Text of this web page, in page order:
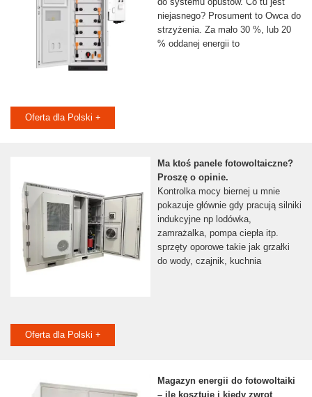
niejasnego? Prosument to Owca do
strzyżenia. Za mało 30 %, lub 20
% oddanej energii to
Oferta dla Polski +
Ma ktoś panele fotowoltaiczne?
Proszę o opinie.
Kontrolka mocy biernej u mnie
pokazuje głównie gdy pracują silniki
indukcyjne np lodówka,
zamrażalka, pompa ciepła itp.
sprzęty oporowe takie jak grzałki
do wody, czajnik, kuchnia
Oferta dla Polski +
Magazyn energii do fotowoltaiki
– ile kosztuje i kiedy zwrot